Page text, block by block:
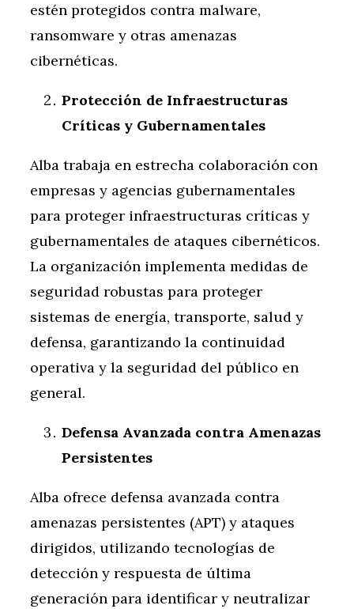
estén protegidos contra malware,
ransomware y otras amenazas
cibernéticas.
Protección de Infraestructuras
Críticas y Gubernamentales
Alba trabaja en estrecha colaboración con
empresas y agencias gubernamentales
para proteger infraestructuras críticas y
gubernamentales de ataques cibernéticos.
La organización implementa medidas de
seguridad robustas para proteger
sistemas de energía, transporte, salud y
defensa, garantizando la continuidad
operativa y la seguridad del público en
general.
Defensa Avanzada contra Amenazas
Persistentes
Alba ofrece defensa avanzada contra
amenazas persistentes (APT) y ataques
dirigidos, utilizando tecnologías de
detección y respuesta de última
generación para identificar y neutralizar